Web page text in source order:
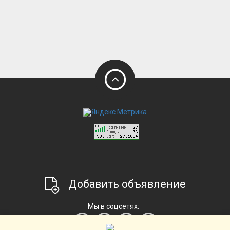
Добавить объявление
Мы в соцсетях: